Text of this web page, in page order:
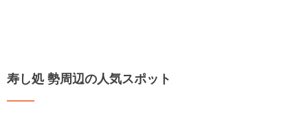
寿し処 勢周辺の人気スポット